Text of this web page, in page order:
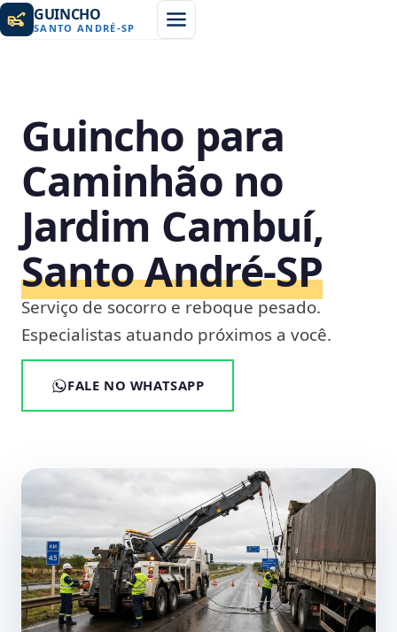
GUINCHO
SANTO ANDRÉ-SP
Guincho para
Caminhão no
Jardim Cambuí,
Santo André‑SP
Serviço de socorro e reboque pesado.
Especialistas atuando próximos a você.
FALE NO WHATSAPP